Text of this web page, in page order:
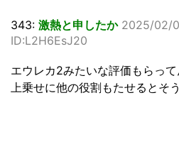
343: 激熱と申したか 2025/02/
ID:L2H6EsJ20
エウレカ2みたいな評価もらって
上乗せに他の役割もたせるとそ